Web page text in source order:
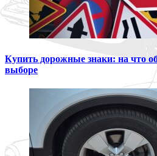
Купить дорожные знаки: на что
выборе